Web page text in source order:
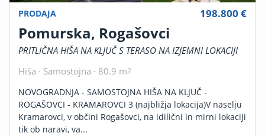
PRODAJA
Pomurska, Rogašovci
PRITLIČNA HIŠA NA KLJUČ S TERASO NA IZJEMNI LOKACIJI
Hiša · Samostojna · 80.9 m2
198.800 €
NOVOGRADNJA - SAMOSTOJNA HIŠA NA KLJUČ -
ROGAŠOVCI - KRAMAROVCI 3 (najbližja lokacija)V naselju
Kramarovci, v občini Rogašovci, na idilični in mirni lokaciji
tik ob naravi, va...